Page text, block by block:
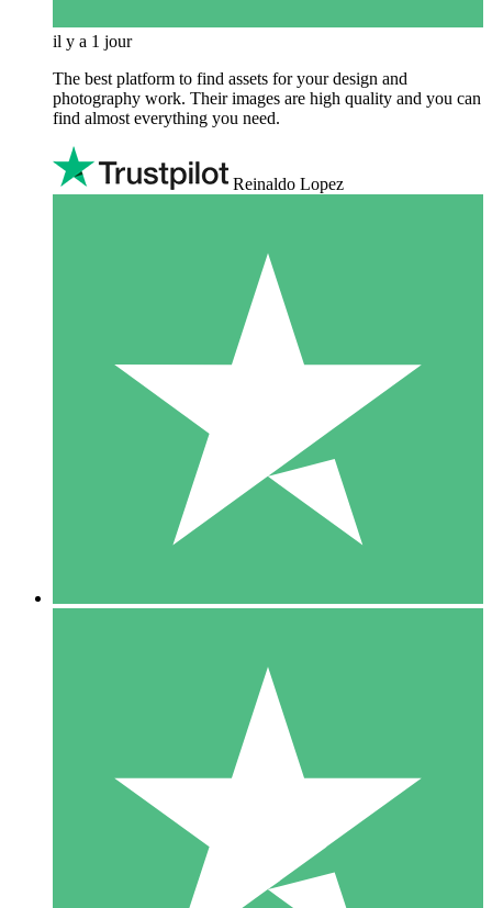
il y a 1 jour
The best platform to find assets for your design and
photography work. Their images are high quality and you can
find almost everything you need.
Reinaldo Lopez